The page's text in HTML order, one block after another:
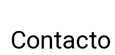
Contacto